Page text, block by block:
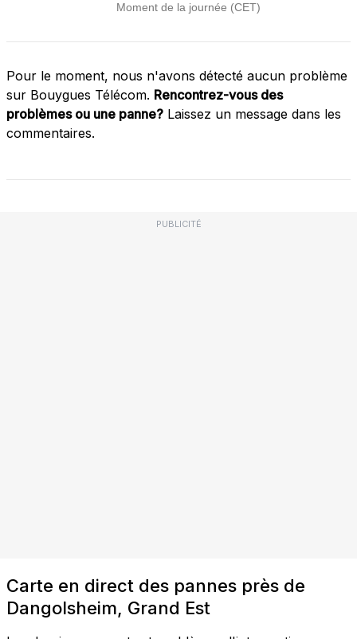
Pour le moment, nous n'avons détecté aucun problème
sur Bouygues Télécom. Rencontrez-vous des
problèmes ou une panne? Laissez un message dans les
commentaires.
PUBLICITÉ
Carte en direct des pannes près de
Dangolsheim, Grand Est